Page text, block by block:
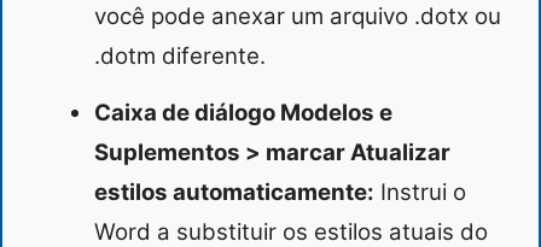
você pode anexar um arquivo .dotx ou
.dotm diferente.
Caixa de diálogo Modelos e
Suplementos > marcar Atualizar
estilos automaticamente: Instrui o
Word a substituir os estilos atuais do